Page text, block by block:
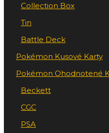
Collection Box
Tin
Battle Deck
Pokémon Kusové Karty
Pokémon Ohodnotené
Beckett
CGC
PSA